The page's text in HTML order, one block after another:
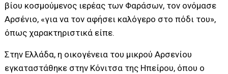
βίου κοσμούμενος ιερέας των Φαράσων, τον ονόμασε
Αρσένιο, «για να τον αφήσει καλόγερο στο πόδι του»,
όπως χαρακτηριστικά είπε.
Στην Ελλάδα, η οικογένεια του μικρού Αρσενίου
εγκαταστάθηκε στην Κόνιτσα της Ηπείρου, όπου ο